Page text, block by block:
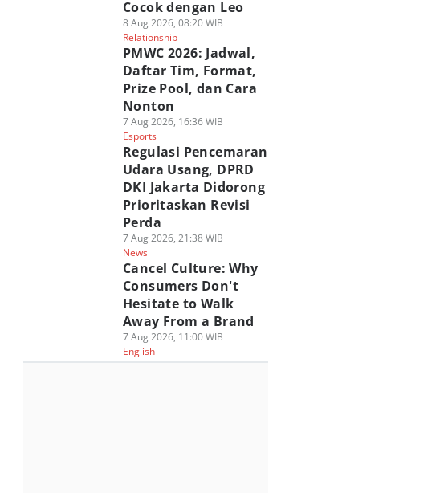
Cocok dengan Leo
8 Aug 2026, 08:20 WIB
Relationship
PMWC 2026: Jadwal,
Daftar Tim, Format,
Prize Pool, dan Cara
Nonton
7 Aug 2026, 16:36 WIB
Esports
Regulasi Pencemaran
Udara Usang, DPRD
DKI Jakarta Didorong
Prioritaskan Revisi
Perda
7 Aug 2026, 21:38 WIB
News
Cancel Culture: Why
Consumers Don't
Hesitate to Walk
Away From a Brand
7 Aug 2026, 11:00 WIB
English